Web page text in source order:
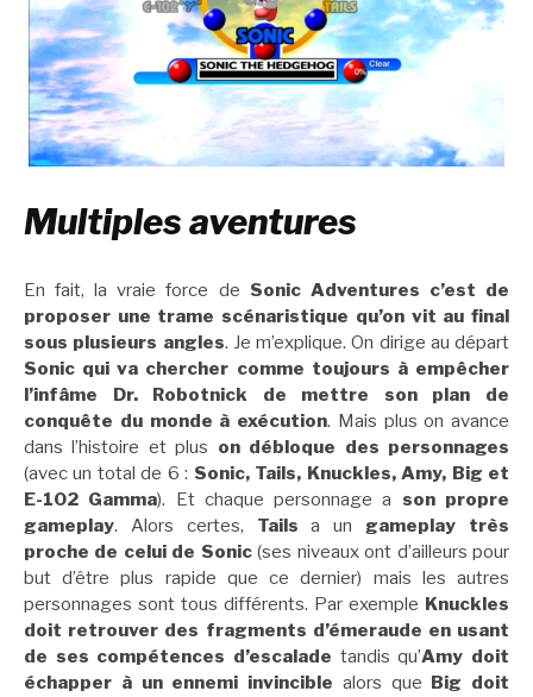
Multiples aventures
En fait, la vraie force de Sonic Adventures c’est de
proposer une trame scénaristique qu’on vit au final
sous plusieurs angles. Je m’explique. On dirige au départ
Sonic qui va chercher comme toujours à empêcher
l’infâme Dr. Robotnick de mettre son plan de
conquête du monde à exécution. Mais plus on avance
dans l’histoire et plus on débloque des personnages
(avec un total de 6 : Sonic, Tails, Knuckles, Amy, Big et
E-102 Gamma). Et chaque personnage a son propre
gameplay. Alors certes, Tailsa ungameplay très
proche de celui de Sonic(ses niveaux ont d’ailleurs pour
but d’être plus rapide que ce dernier) mais les autres
personnages sont tous différents. Par exemple Knuckles
doit retrouver des fragments d’émeraude en usant
de ses compétences d’escalade tandis qu’Amy doit
échapper à un ennemi invincible alors que Big doit